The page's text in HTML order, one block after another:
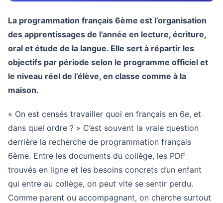
La programmation français 6ème est l’organisation
des apprentissages de l’année en lecture, écriture,
oral et étude de la langue. Elle sert à répartir les
objectifs par période selon le programme officiel et
le niveau réel de l’élève, en classe comme à la
maison.
« On est censés travailler quoi en français en 6e, et
dans quel ordre ? » C’est souvent la vraie question
derrière la recherche de programmation français
6ème. Entre les documents du collège, les PDF
trouvés en ligne et les besoins concrets d’un enfant
qui entre au collège, on peut vite se sentir perdu.
Comme parent ou accompagnant, on cherche surtout